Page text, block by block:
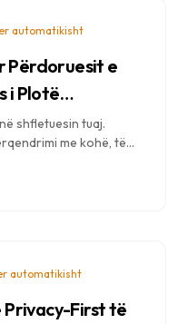
automatikisht
Përdoruesit e
i Plotë
shfletuesin tuaj.
me kohë, të
automatikisht
Privacy-First të